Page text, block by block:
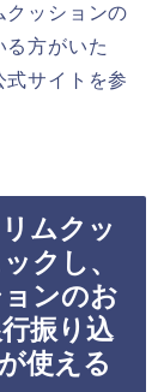
クッションの
る方がいた
式サイトを参
ムクッ
クし、
ンのお
振り込
使える